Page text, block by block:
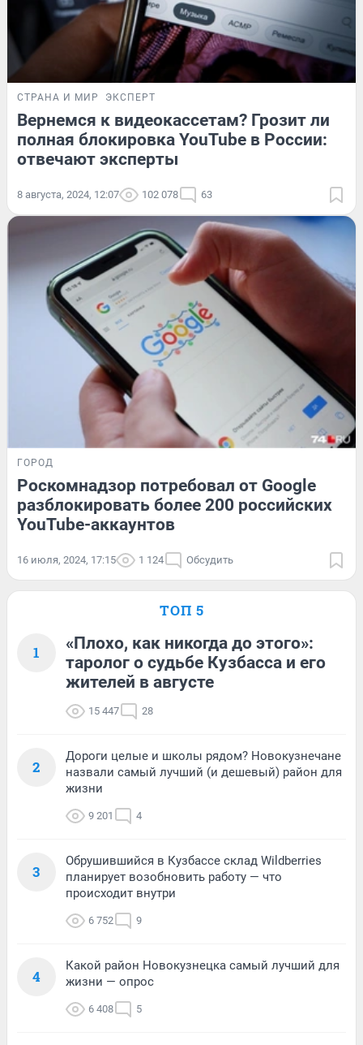
СТРАНА И МИР ЭКСПЕРТ
Вернемся к видеокассетам? Грозит ли
полная блокировка YouTube в России:
отвечают эксперты
8 августа, 2024, 12:07 102 078 63
ГОРОД
Роскомнадзор потребовал от Google
разблокировать более 200 российских
YouTube-аккаунтов
16 июля, 2024, 17:15 1 124 Обсудить
ТОП 5
1
«Плохо, как никогда до этого»:
таролог о судьбе Кузбасса и его
жителей в августе
15 447 28
2
Дороги целые и школы рядом? Новокузнечане
назвали самый лучший (и дешевый) район для
жизни
9 201 4
3
Обрушившийся в Кузбассе склад Wildberries
планирует возобновить работу — что
происходит внутри
6 752 9
4
Какой район Новокузнецка самый лучший для
жизни — опрос
6 408 5